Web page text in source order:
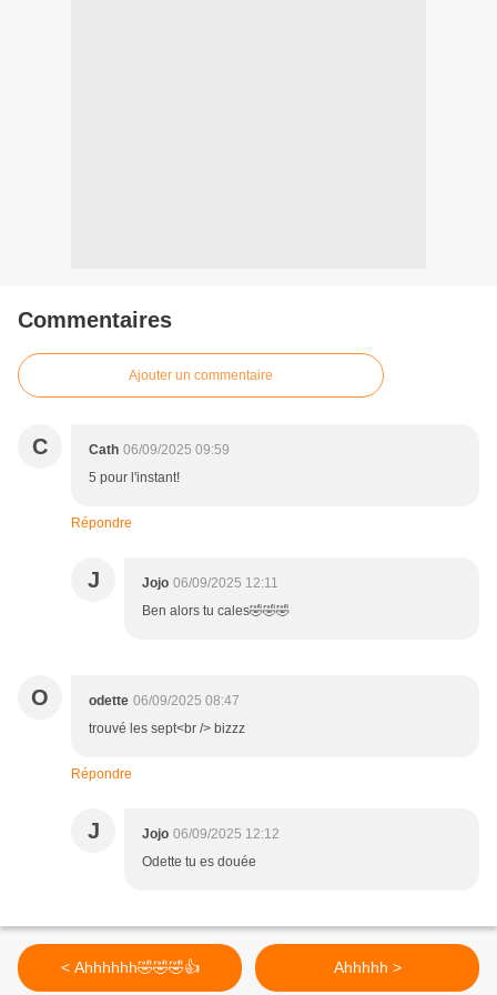
Commentaires
Ajouter un commentaire
C Cath 06/09/2025 09:59
5 pour l'instant!
Répondre
J Jojo 06/09/2025 12:11
Ben alors tu cales🤣🤣🤣
O odette 06/09/2025 08:47
trouvé les sept<br /> bizzz
Répondre
J Jojo 06/09/2025 12:12
Odette tu es douée
< Ahhhhhh🤣🤣🤣👍 Ahhhhh >